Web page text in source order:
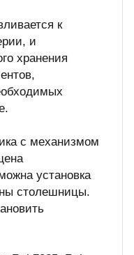
к
и
хранения
с механизмом
установка
столешницы.